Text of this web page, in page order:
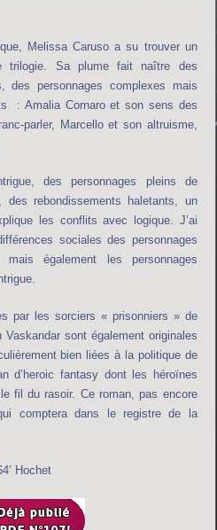
Melissa Caruso a su trouver un
trilogie. Sa plume fait naître des
des personnages complexes mais
: Amalia Cornaro et son sens des
parler, Marcello et son altruisme,
des personnages pleins de
des rebondissements haletants, un
les conflits avec logique. J’ai
sociales des personnages
également les personnages
par les sorciers « prisonniers » de
sont également originales
bien liées à la politique de
d’heroic fantasy dont les héroïnes
fil du rasoir. Ce roman, pas encore
comptera dans le registre de la
Hochet